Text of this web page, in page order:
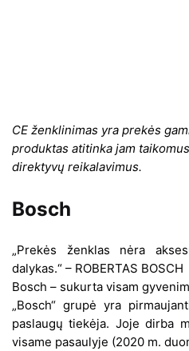
CE ženklinimas yra prekės
produktas atitinka jam
direktyvų reikalavimus.
Bosch
„Prekės ženklas nėra
dalykas.“ – ROBERTAS BOSCH
Bosch – sukurta visam
„Bosch“ grupė yra
paslaugų tiekėja. Joje dirba
visame pasaulyje (2020 m.